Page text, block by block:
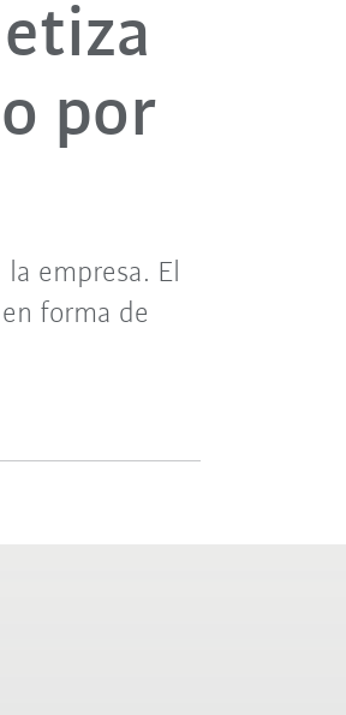
por
empresa. El
forma de